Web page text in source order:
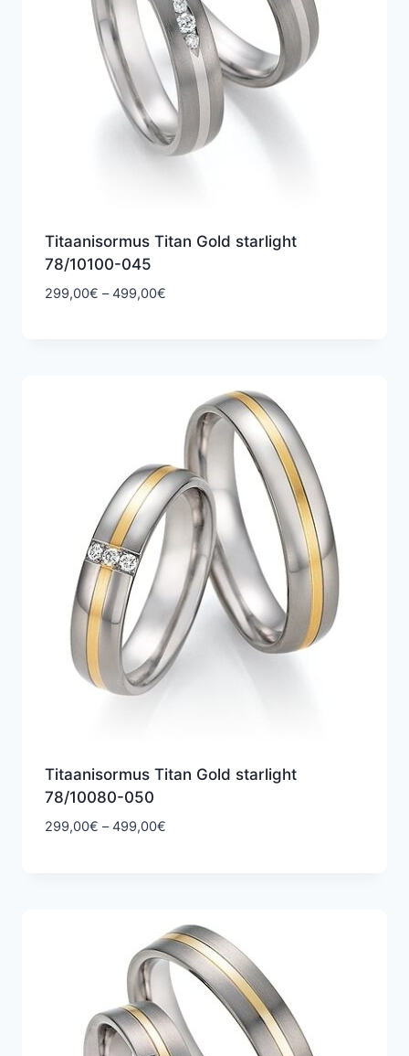
Titaanisormus Titan Gold starlight
78/10100-045
299,00€ – 499,00€Hintaluokka:
Titaanisormus Titan Gold starlight
78/10080-050
299,00€ – 499,00€Hintaluokka: